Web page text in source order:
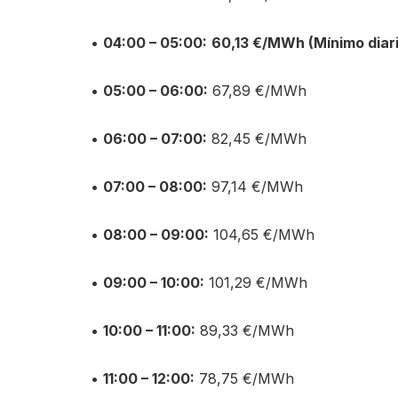
• 04:00 – 05:00: 60,13 €/MWh (Mínimo
• 05:00 – 06:00: 67,89 €/MWh
• 06:00 – 07:00: 82,45 €/MWh
• 07:00 – 08:00: 97,14 €/MWh
• 08:00 – 09:00: 104,65 €/MWh
• 09:00 – 10:00: 101,29 €/MWh
• 10:00 – 11:00: 89,33 €/MWh
• 11:00 – 12:00: 78,75 €/MWh